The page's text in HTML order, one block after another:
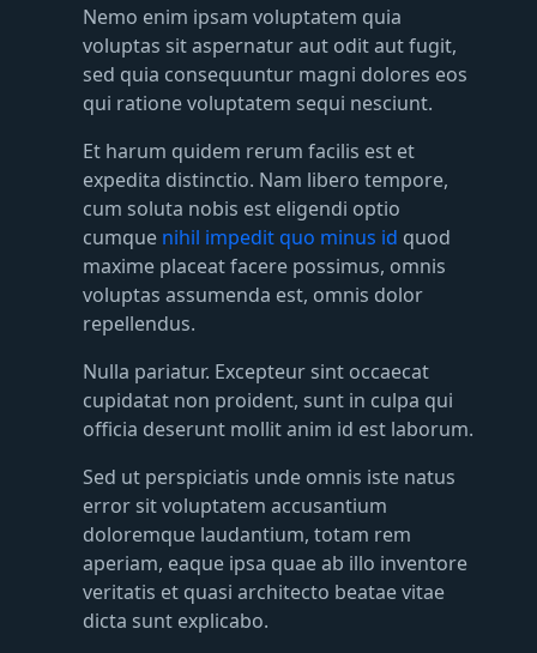
Nemo enim ipsam voluptatem quia
voluptas sit aspernatur aut odit aut fugit,
sed quia consequuntur magni dolores eos
qui ratione voluptatem sequi nesciunt.
Et harum quidem rerum facilis est et
expedita distinctio. Nam libero tempore,
cum soluta nobis est eligendi optio
cumque nihil impedit quo minus id quod
maxime placeat facere possimus, omnis
voluptas assumenda est, omnis dolor
repellendus.
Nulla pariatur. Excepteur sint occaecat
cupidatat non proident, sunt in culpa qui
officia deserunt mollit anim id est laborum.
Sed ut perspiciatis unde omnis iste natus
error sit voluptatem accusantium
doloremque laudantium, totam rem
aperiam, eaque ipsa quae ab illo inventore
veritatis et quasi architecto beatae vitae
dicta sunt explicabo.